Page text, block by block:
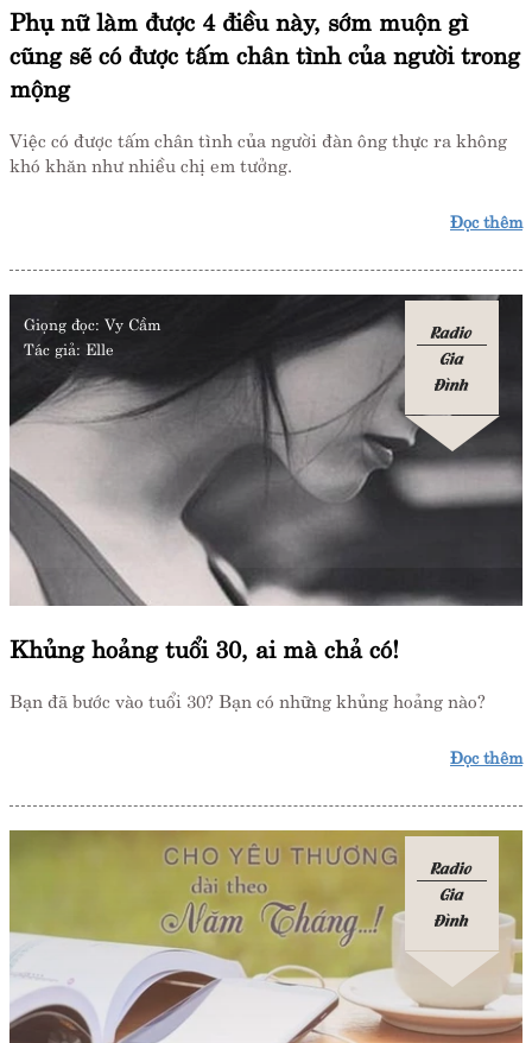
Phụ nữ làm được 4 điều này, sớm muộn gì
cũng sẽ có được tấm chân tình của người trong
mộng
Việc có được tấm chân tình của người đàn ông thực ra không
khó khăn như nhiều chị em tưởng.
Đọc thêm
Giọng đọc: Vy Cầm
Tác giả: Elle
Radio
Gia
Đình
Khủng hoảng tuổi 30, ai mà chả có!
Bạn đã bước vào tuổi 30? Bạn có những khủng hoảng nào?
Đọc thêm
Radio
Gia
Đình